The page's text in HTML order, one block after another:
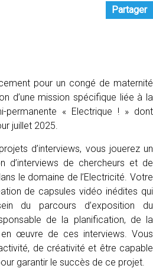
Partager
pour un congé de maternité
d’une mission spécifique liée à la
permanente « Electrique ! » dont
juillet 2025.
d’interviews, vous jouerez un
d’interviews de chercheurs et de
le domaine de l’Electricité. Votre
de capsules vidéo inédites qui
du parcours d’exposition du
de la planification, de la
œuvre de ces interviews. Vous
de créativité et être capable
garantir le succès de ce projet.